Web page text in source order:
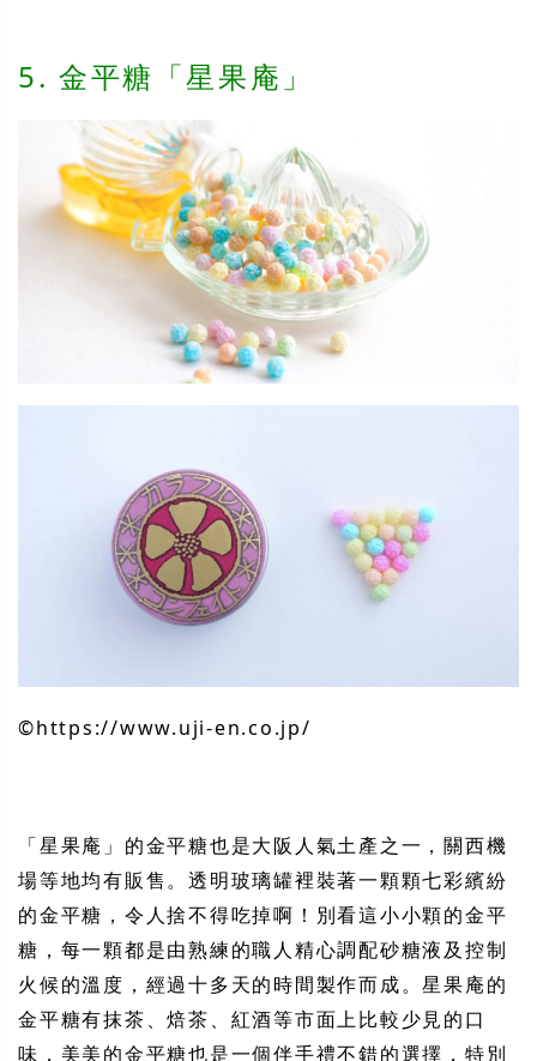
5. 金平糖「星果庵」
©︎https://www.uji-en.co.jp/
「星果庵」的金平糖也是大阪人氣土產之一，關西機
場等地均有販售。透明玻璃罐裡裝著一顆顆七彩繽紛
的金平糖，令人捨不得吃掉啊！別看這小小顆的金平
糖，每一顆都是由熟練的職人精心調配砂糖液及控制
火候的溫度，經過十多天的時間製作而成。星果庵的
金平糖有抹茶、焙茶、紅酒等市面上比較少見的口
味，美美的金平糖也是一個伴手禮不錯的選擇，特別